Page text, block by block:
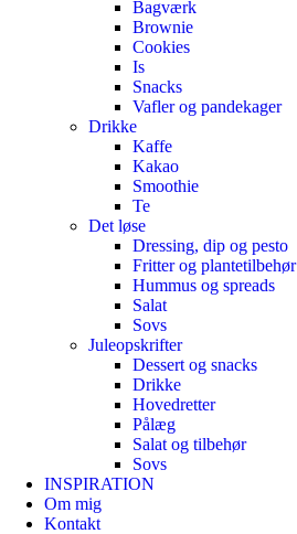
Bagværk
Brownie
Cookies
Is
Snacks
Vafler og pandekager
Drikke
Kaffe
Kakao
Smoothie
Te
Det løse
Dressing, dip og pesto
Fritter og plantetilbehør
Hummus og spreads
Salat
Sovs
Juleopskrifter
Dessert og snacks
Drikke
Hovedretter
Pålæg
Salat og tilbehør
Sovs
INSPIRATION
Om mig
Kontakt